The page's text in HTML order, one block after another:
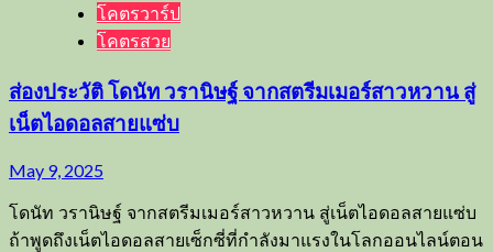
โคตรวาร์ป
โคตรสวย
ส่องประวัติ โดนัท วรานิษฐ์ จากสตรีมเมอร์สาวหวาน สู่
เน็ตไอดอลสายแซ่บ
May 9, 2025
โดนัท วรานิษฐ์ จากสตรีมเมอร์สาวหวาน สู่เน็ตไอดอลสายแซ่บ
ถ้าพูดถึงเน็ตไอดอลสายเซ็กซี่ที่กำลังมาแรงในโลกออนไลน์ตอน